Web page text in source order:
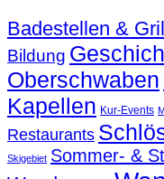
Badestellen &
Bildung
Oberschwaben
Kapellen Kur-Events
Restaurants
Skigebiet Sommer- &